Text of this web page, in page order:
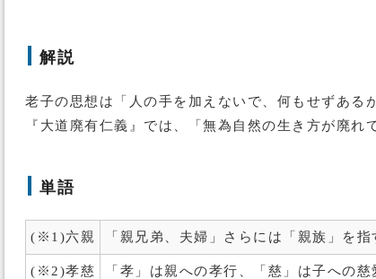
解説
老子の思想は「人の手を加えないで、何もせずある
『大道廃有仁義』では、「無為自然の生き方が廃
単語
(※1)六親 「親兄弟、夫婦」さらには「親族」を指
(※2)孝慈 「孝」は親への孝行、「慈」は子への慈